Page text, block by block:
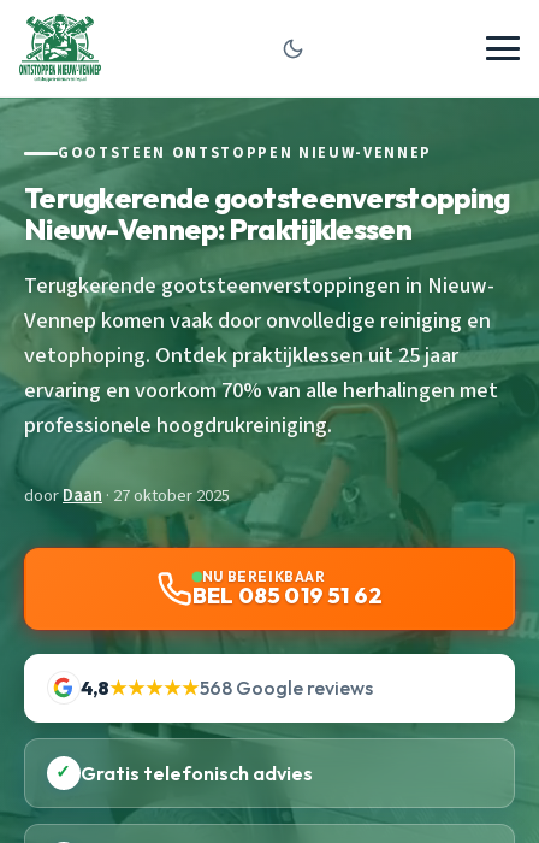
GOOTSTEEN ONTSTOPPEN NIEUW-VENNEP
Terugkerende gootsteenverstopping
Nieuw-Vennep: Praktijklessen
Terugkerende gootsteenverstoppingen in Nieuw-
Vennep komen vaak door onvolledige reiniging en
vetophoping. Ontdek praktijklessen uit 25 jaar
ervaring en voorkom 70% van alle herhalingen met
professionele hoogdrukreiniging.
doorDaan · 27 oktober 2025
NU BEREIKBAAR
BEL 085 019 51 62
4,8★★★★★568 Google reviews
✓ Gratis telefonisch advies